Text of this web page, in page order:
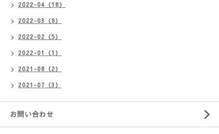
2022-04（18）
2022-03（9）
2022-02（5）
2022-01（1）
2021-08（2）
2021-07（3）
お問い合わせ